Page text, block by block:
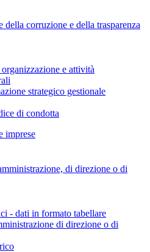
corruzione e della trasparenza
e attività
strategico gestionale
di condotta
imprese
di direzione o di
- dati in formato tabellare
di direzione o di